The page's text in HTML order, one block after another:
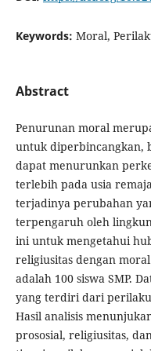
Keywords: Moral,
Abstract
Penurunan moral
untuk diperbincangkan,
dapat menurunkan
terlebih pada usia
terjadinya perubahan
terpengaruh oleh
ini untuk mengetahui
religiusitas dengan
adalah 100 siswa SMP.
yang terdiri dari
Hasil analisis
prososial, religiusitas,